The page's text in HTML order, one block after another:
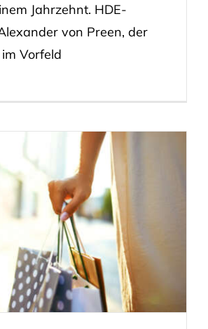
Jahrzehnt. HDE-
von Preen, der
Vorfeld